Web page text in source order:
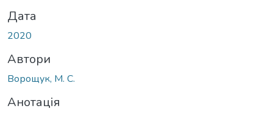
Дата
2020
Автори
Ворощук, М. С.
Анотація